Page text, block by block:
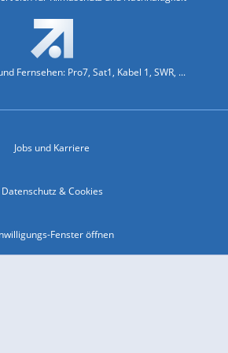
Fernsehen: Pro7, Sat1, Kabel 1, SWR, ...
Jobs und Karriere
Datenschutz & Cookies
Fenster öffnen